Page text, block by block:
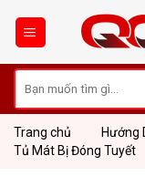
kiếm:
Trang chủ Hướng
Tủ Mát Bị Đóng Tuyết